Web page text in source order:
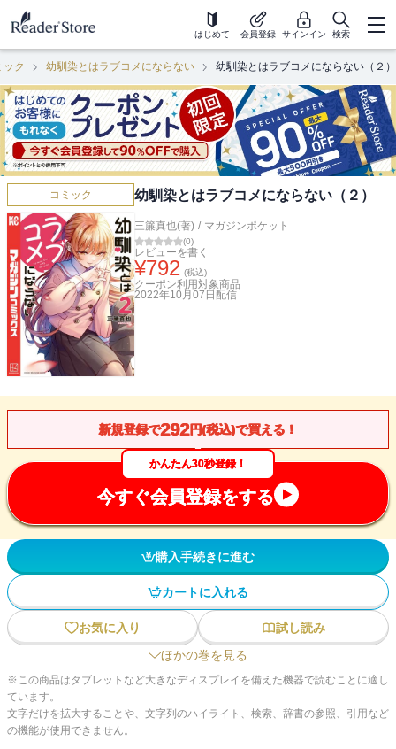
はじめて 会員登録 サインイン 検索
ック 幼馴染とはラブコメにならない 幼馴染とはラブコメにならない（２）
コミック 幼馴染とはラブコメにならない（２）
三簾真也(著) / マガジンポケット
(0)
レビューを書く
¥792 (税込)
クーポン利用対象商品
2022年10月07日 配信
新規登録で292円(税込)で買える！
かんたん30秒登録！
今すぐ会員登録をする
購入手続きに進む
カートに入れる
お気に入り
試し読み
ほかの巻を見る
※この商品はタブレットなど大きなディスプレイを備えた機器で読むことに適し
ています。
文字だけを拡大することや、文字列のハイライト、検索、辞書の参照、引用など
の機能が使用できません。